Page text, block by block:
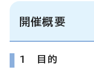
開催概要
1 目的